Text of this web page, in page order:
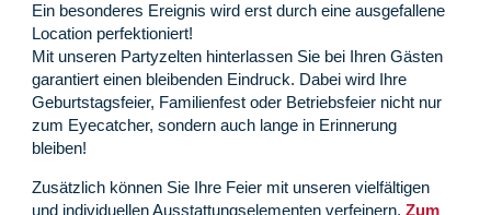
Ein besonderes Ereignis wird erst durch eine ausgefallene
Location perfektioniert!
Mit unseren Partyzelten hinterlassen Sie bei Ihren Gästen
garantiert einen bleibenden Eindruck. Dabei wird Ihre
Geburtstagsfeier, Familienfest oder Betriebsfeier nicht nur
zum Eyecatcher, sondern auch lange in Erinnerung
bleiben!
Zusätzlich können Sie Ihre Feier mit unseren vielfältigen
und individuellen Ausstattungselementen verfeinern.Zum